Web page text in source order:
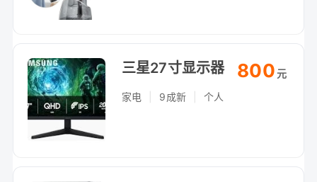
三星27寸显示器
家电 9成新 个人
800元